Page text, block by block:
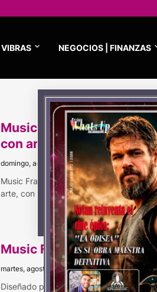
VIBRAS NEGOCIOS | FINANZAS
Music Frame, el
con arte colombiano
domingo, agosto 25, 2024
Music Frame es un altavoz inteligente
arte, con diseños e…
Music Frame:
martes, agosto 13, 2024
Diseñado para integrarse